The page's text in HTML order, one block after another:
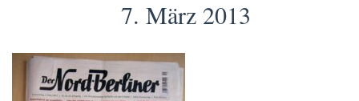
7. März 2013